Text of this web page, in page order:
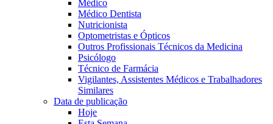
Médico
Médico Dentista
Nutricionista
Optometristas e Ópticos
Outros Profissionais Técnicos da Medicina
Psicólogo
Técnico de Farmácia
Vigilantes, Assistentes Médicos e Trabalhadores
Similares
Data de publicação
Hoje